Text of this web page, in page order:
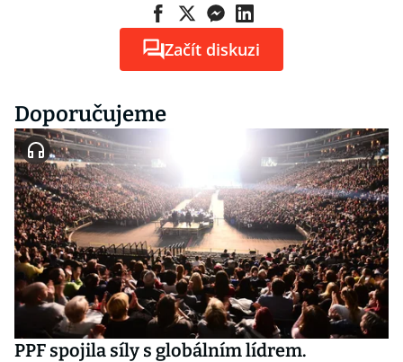
Začít diskuzi
Doporučujeme
PPF spojila síly s globálním lídrem.